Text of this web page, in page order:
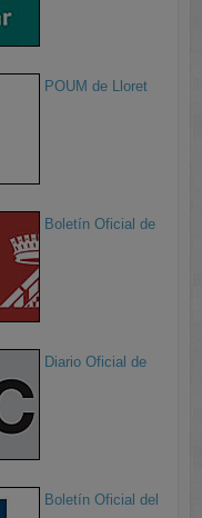
POUM de Lloret
Boletín Oficial de
Diario Oficial de
Boletín Oficial del